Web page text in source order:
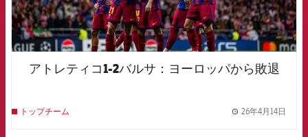
アトレティコ1-2バルサ：ヨーロッパから敗退
トップチーム 26年4月14日